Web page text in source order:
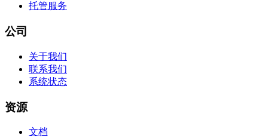
托管服务
公司
关于我们
联系我们
系统状态
资源
文档